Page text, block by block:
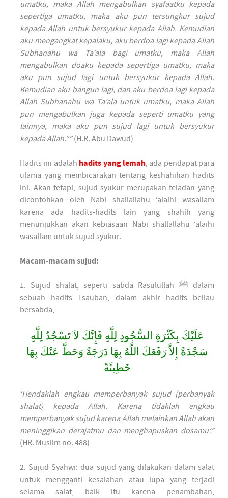
umatku, maka Allah mengabulkan syafaatku kepada
sepertiga umatku, maka aku pun tersungkur sujud
kepada Allah untuk bersyukur kepada Allah. Kemudian
aku mengangkat kepalaku, aku berdoa lagi kepada Allah
Subhanahu wa Ta’ala bagi umatku, maka Allah
mengabulkan doaku kepada sepertiga umatku, maka
aku pun sujud lagi untuk bersyukur kepada Allah.
Kemudian aku bangun lagi, dan aku berdoa lagi kepada
Allah Subhanahu wa Ta’ala untuk umatku, maka Allah
pun mengabulkan juga kepada seperti umatku yang
lainnya, maka aku pun sujud lagi untuk bersyukur
kepada Allah.””(H.R. Abu Dawud)
Hadits ini adalah hadits yang lemah, ada pendapat para
ulama yang membicarakan tentang keshahihan hadits
ini. Akan tetapi, sujud syukur merupakan teladan yang
dicontohkan oleh Nabi shallallahu ‘alaihi wasallam
karena ada hadits-hadits lain yang shahih yang
menunjukkan akan kebiasaan Nabi shallallahu ‘alaihi
wasallam untuk sujud syukur.
Macam-macam sujud:
1. Sujud shalat, seperti sabda Rasulullah ﷺ dalam
sebuah hadits Tsauban, dalam akhir hadits beliau
bersabda,
عَلَيْكَ بِكَثْرَةِ السُّجُودِ لِلَّهِ فَإِنَّكَ لاَ تَسْجُدُ لِلَّهِ
سَجْدَةً إِلاَّ رَفَعَكَ اللَّهُ بِهَا دَرَجَةً وَحَطَّ عَنْكَ بِهَا
خَطِيئَةً
‘Hendaklah engkau memperbanyak sujud (perbanyak
shalat) kepada Allah. Karena tidaklah engkau
memperbanyak sujud karena Allah melainkan Allah akan
meninggikan derajatmu dan menghapuskan dosamu’.”
(HR. Muslim no. 488)
2. Sujud Syahwi: dua sujud yang dilakukan dalam salat
untuk mengganti kesalahan atau lupa yang terjadi
selama salat, baik itu karena penambahan,